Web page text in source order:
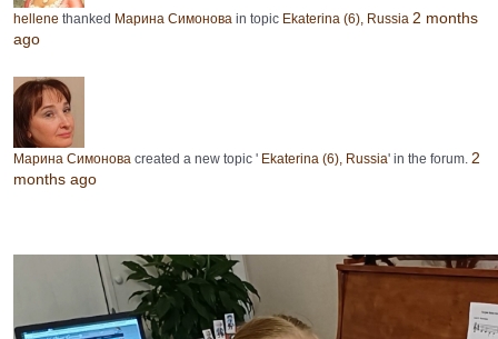
hellene thanked Марина Симонова in topic Ekaterina (6), Russia 2 months
ago
Марина Симонова created a new topic ' Ekaterina (6), Russia' in the forum. 2
months ago